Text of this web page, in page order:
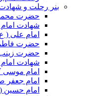
بنر رحلت و
حضرت
شهادت
امام علی
حضرت
حضرت
شهادت
امام
امام جعفر
امام